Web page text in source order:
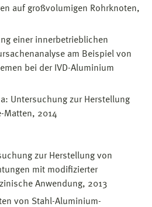
auf großvolumigen Rohrknoten,
einer innerbetrieblichen
am Beispiel von
bei der IVD-Aluminium
Untersuchung zur Herstellung
Matten, 2014
zur Herstellung von
mit modifizierter
Anwendung, 2013
von Stahl-Aluminium-